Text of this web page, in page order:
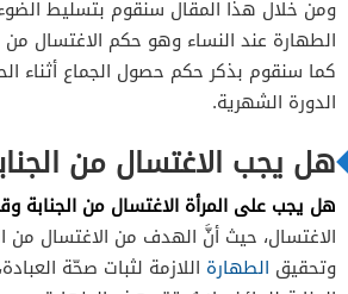
ومن خلال هذا المقال سنقوم بتسليط
الطهارة عند النساء وهو حكم الاغتسال من
كما سنقوم بذكر حكم حصول الجماع أثناء
الدورة الشهرية.
هل يجب الاغتسال من
هل يجب على المرأة الاغتسال من الجنابة
الاغتسال، حيث أنَّ الهدف من الاغتسال من
وتحقيق الطهارة اللازمة لثبات صحّة